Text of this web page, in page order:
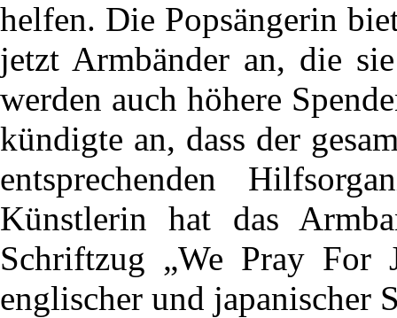
helfen. Die Popsängerin
jetzt Armbänder an, die
werden auch höhere
kündigte an, dass der
entsprechenden
Künstlerin hat das
Schriftzug „We Pray For
englischer und japanischer